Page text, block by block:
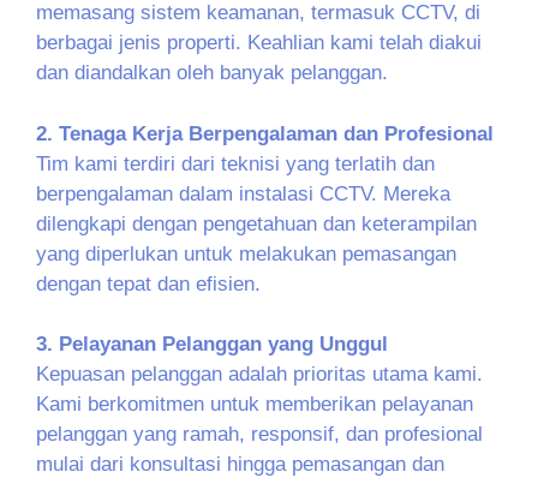
memasang sistem keamanan, termasuk CCTV, di
berbagai jenis properti. Keahlian kami telah diakui
dan diandalkan oleh banyak pelanggan.
2. Tenaga Kerja Berpengalaman dan Profesional
Tim kami terdiri dari teknisi yang terlatih dan
berpengalaman dalam instalasi CCTV. Mereka
dilengkapi dengan pengetahuan dan keterampilan
yang diperlukan untuk melakukan pemasangan
dengan tepat dan efisien.
3. Pelayanan Pelanggan yang Unggul
Kepuasan pelanggan adalah prioritas utama kami.
Kami berkomitmen untuk memberikan pelayanan
pelanggan yang ramah, responsif, dan profesional
mulai dari konsultasi hingga pemasangan dan